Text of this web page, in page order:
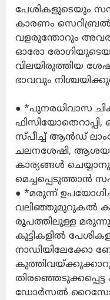
പേശികളുടെയും
കാരണം
വളരുന്തോറും
ഓരോ
വിലയിരുത്തിയ
ഭാവവും
● *പുനരധിവാസ
ഫിസിയോതെറാപ്പി,
സ്പീച്ച് ആൻഡ്
ചലനശേഷി,
കാര്യങ്ങൾ
മെച്ചപ്പെടുത്താൻ
● *മരുന്ന്
വലിഞ്ഞുമുറുകൽ
രൂപത്തിലുള്ള
കുട്ടികളിൽ
നാഡിയിലേക്കോ
ഡോർസൽ